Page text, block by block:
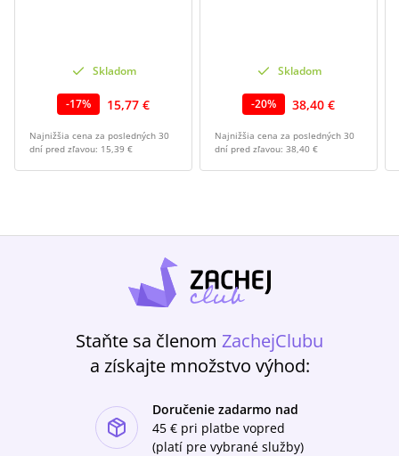
Skladom
-17% 15,77 €
Najnižšia cena za posledných 30
dní pred zľavou: 15,39 €
Skladom
-20% 38,40 €
Najnižšia cena za posledných 30
dní pred zľavou: 38,40 €
Staňte sa členom ZachejClubu
a získajte množstvo výhod:
Doručenie zadarmo nad
45 € pri platbe vopred
(platí pre vybrané služby)